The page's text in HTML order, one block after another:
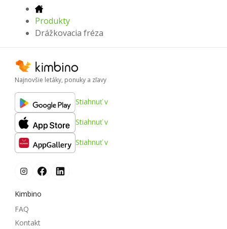
Produkty
Drážkovacia fréza
Najnovšie letáky, ponuky a zľavy
Stiahnuť v
Stiahnuť v
Stiahnuť v
Kimbino
FAQ
Kontakt